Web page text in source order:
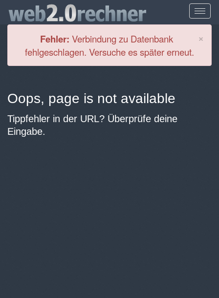
×
Fehler: Verbindung zu Datenbank
fehlgeschlagen. Versuche es später erneut.
Oops, page is not available
Tippfehler in der URL? Überprüfe deine
Eingabe.